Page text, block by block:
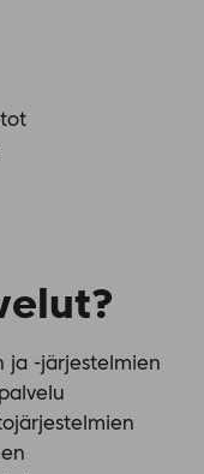
ja -järjestelmien